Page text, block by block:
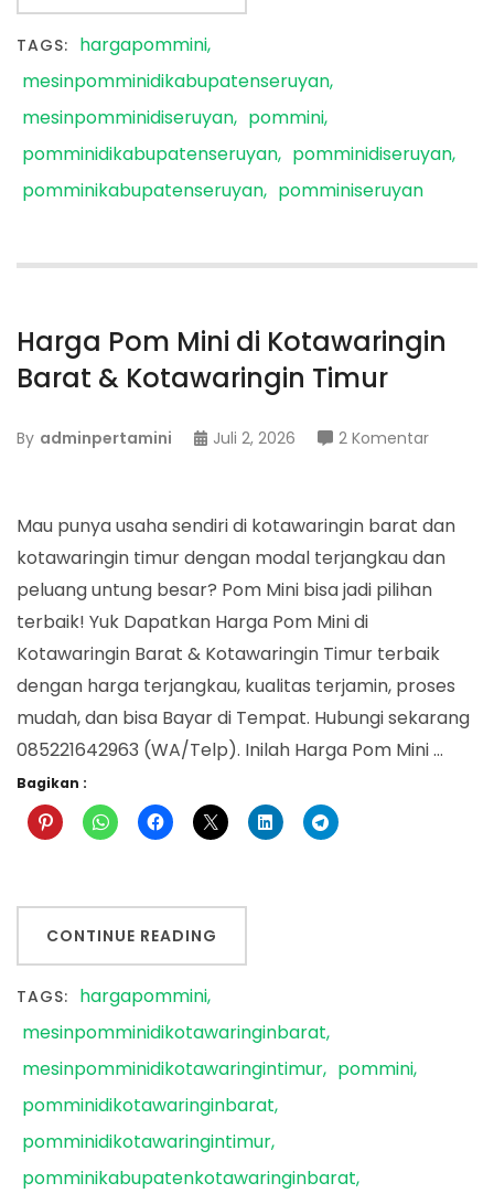
TAGS: hargapommini
mesinpomminidikabupatenseruyan
mesinpomminidiseruyan
pommini
pomminidikabupatenseruyan
pomminidiseruyan
pomminikabupatenseruyan
pomminiseruyan
Harga Pom Mini di Kotawaringin
Barat & Kotawaringin Timur
By adminpertamini Juli 2, 2026 2 Komentarpada
Mini
di
Timur
Mau punya usaha sendiri di kotawaringin barat dan
kotawaringin timur dengan modal terjangkau dan
peluang untung besar? Pom Mini bisa jadi pilihan
terbaik! Yuk Dapatkan Harga Pom Mini di
Kotawaringin Barat & Kotawaringin Timur terbaik
dengan harga terjangkau, kualitas terjamin, proses
mudah, dan bisa Bayar di Tempat. Hubungi sekarang
085221642963 (WA/Telp). Inilah Harga Pom Mini …
Bagikan :
CONTINUE READING
TAGS: hargapommini
mesinpomminidikotawaringinbarat
mesinpomminidikotawaringintimur
pommini
pomminidikotawaringinbarat
pomminidikotawaringintimur
pomminikabupatenkotawaringinbarat